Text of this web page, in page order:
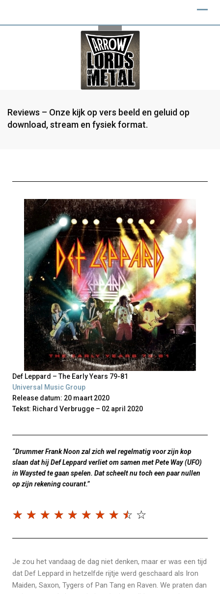
Reviews – Onze kijk op vers beeld en geluid op
download, stream en fysiek format.
Def Leppard – The Early Years 79-81
Universal Music Group
Release datum: 20 maart 2020
Tekst: Richard Verbrugge – 02 april 2020
“Drummer Frank Noon zal zich wel regelmatig voor zijn kop
slaan dat hij Def Leppard verliet om samen met Pete Way (UFO)
in Waysted te gaan spelen. Dat scheelt nu toch een paar nullen
op zijn rekening courant.”
☆ ☆ ☆ ☆ ☆ ☆ ☆ ☆ ☆ ☆
Je zou het vandaag de dag niet denken, maar er was een tijd
dat Def Leppard in hetzelfde rijtje werd geschaard als Iron
Maiden, Saxon, Tygers of Pan Tang en Raven. We praten dan